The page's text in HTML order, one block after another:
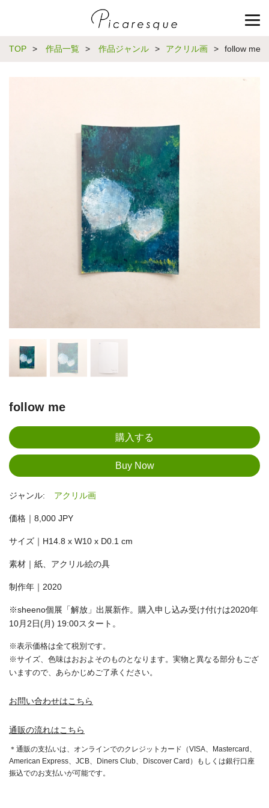
TOP > 作品一覧 > 作品ジャンル > アクリル画 > follow me
follow me
ジャンル: アクリル画
価格｜8,000 JPY
サイズ｜H14.8 x W10 x D0.1 cm
‪素材｜ 紙、アクリル絵の具
‪制作年｜2020
※sheeno個展「解放」出展新作。購入申し込み受け付けは2020年
10月2日(月) 19:00スタート。
※表示価格は全て税別です。
※サイズ、色味はおおよそのものとなります。実物と異なる部分もござ
いますので、あらかじめご了承ください。
お問い合わせはこちら
通販の流れはこちら
＊通販の支払いは、オンラインでのクレジットカード（VISA、Mastercard、
American Express、JCB、Diners Club、Discover Card）もしくは銀行口座
振込でのお支払いが可能です。